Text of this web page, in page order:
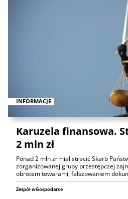
INFORMACJE
Karuzela finansowa.
2 mln zł
Ponad 2 mln zł miał stracić Skarb
zorganizowanej grupy przestępczej
obrotem towarami, fałszowaniem
Zespół wGospodarce